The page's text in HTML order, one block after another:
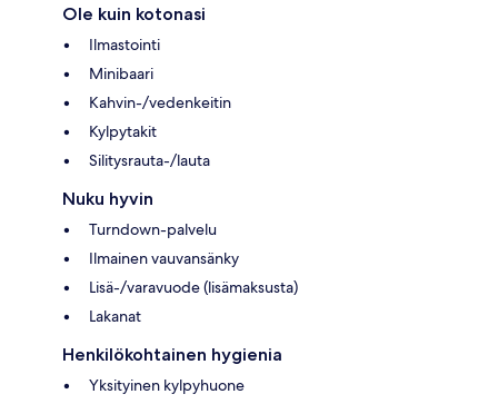
Ole kuin kotonasi
Ilmastointi
Minibaari
Kahvin-/vedenkeitin
Kylpytakit
Silitysrauta-/lauta
Nuku hyvin
Turndown-palvelu
Ilmainen vauvansänky
Lisä-/varavuode (lisämaksusta)
Lakanat
Henkilökohtainen hygienia
Yksityinen kylpyhuone